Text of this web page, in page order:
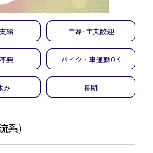
給 主婦･主夫歓迎
要 バイク・車通勤OK
み 長期
系)